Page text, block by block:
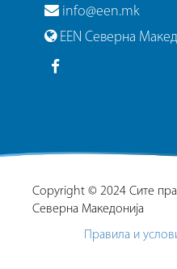
info@een.mk
EEN Северна
Copyright © 2024 Сите
Северна Македонија
Правила и